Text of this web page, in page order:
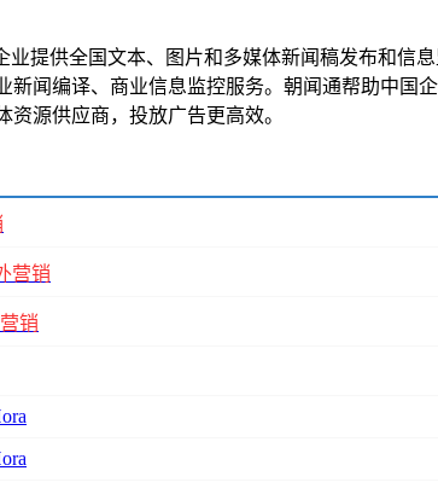
提供全国文本、图片和多媒体新闻稿发布和信
新闻编译、商业信息监控服务。朝闻通帮助中国
资源供应商，投放广告更高效。
营销
销